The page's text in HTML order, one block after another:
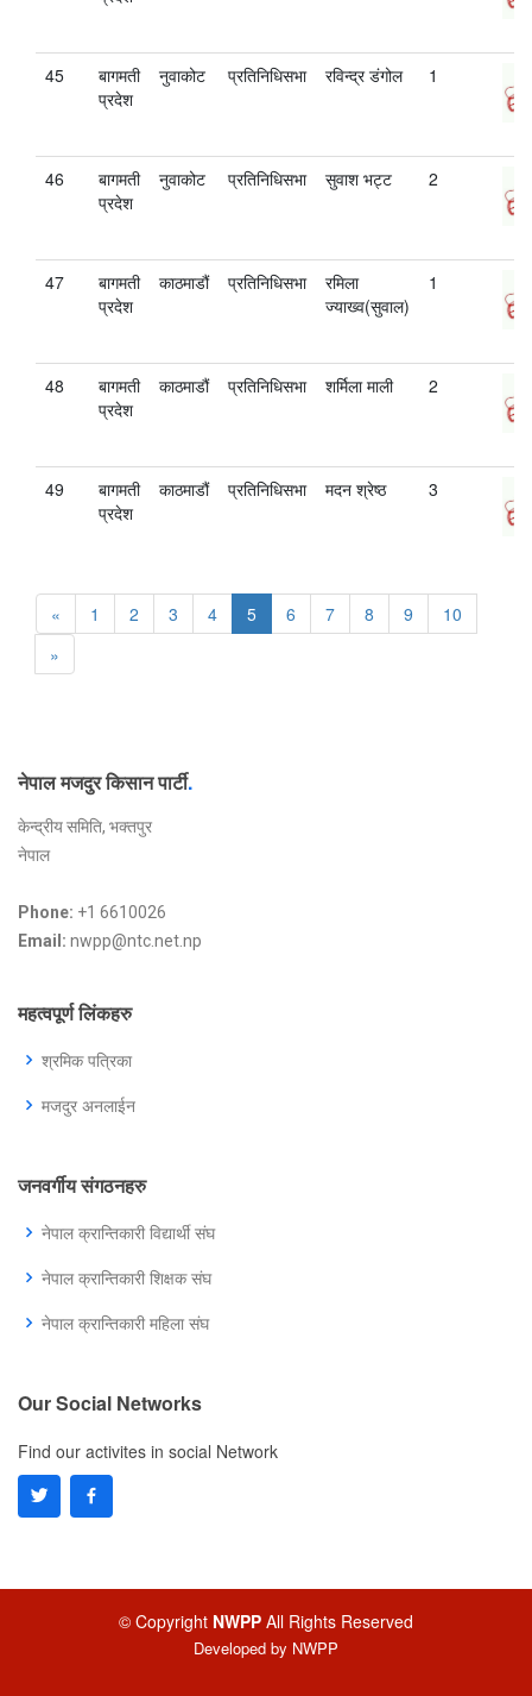
45
बागमती
प्रदेश
नुवाकोट प्रतिनिधिसभा रविन्द्र डंगोल 1
46
बागमती
प्रदेश
नुवाकोट प्रतिनिधिसभा सुवाश भट्ट 2
47
बागमती
प्रदेश
काठमाडौं प्रतिनिधिसभा
रमिला
ज्याख्व(सुवाल)
1
48
बागमती
प्रदेश
काठमाडौं प्रतिनिधिसभा शर्मिला माली 2
49
बागमती
प्रदेश
काठमाडौं प्रतिनिधिसभा मदन श्रेष्ठ 3
« 1 2 3 4 5 6 7 8 9
10
»
नेपाल मजदुर किसान पार्टी.
केन्द्रीय समिति, भक्तपुर
नेपाल
Phone: +1 6610026
Email: nwpp@ntc.net.np
महत्वपूर्ण लिंकहरु
श्रमिक पत्रिका
मजदुर अनलाईन
जनवर्गीय संगठनहरु
नेपाल क्रान्तिकारी विद्यार्थी संघ
नेपाल क्रान्तिकारी शिक्षक संघ
नेपाल क्रान्तिकारी महिला संघ
Our Social Networks
Find our activites in social Network
© Copyright NWPP All Rights Reserved
Developed by NWPP